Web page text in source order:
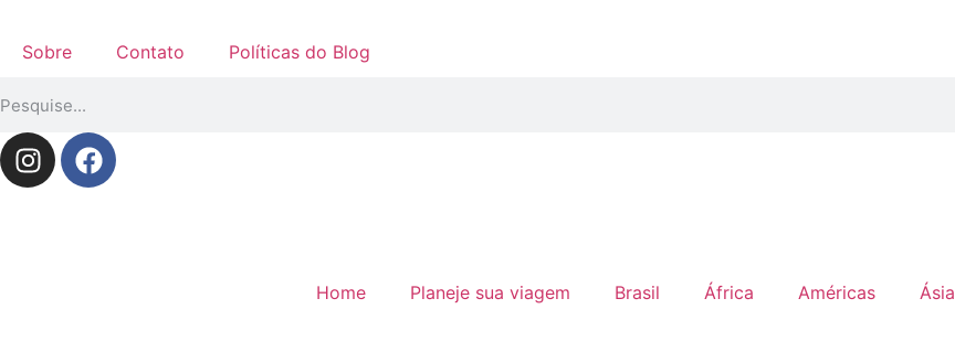
Sobre Contato Políticas do Blog
Home Planeje sua viagem Brasil África Américas Ásia